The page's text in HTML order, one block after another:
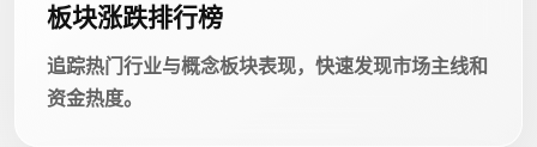
板块涨跌排行榜
追踪热门行业与概念板块表现，快速发现市场主线和
资金热度。